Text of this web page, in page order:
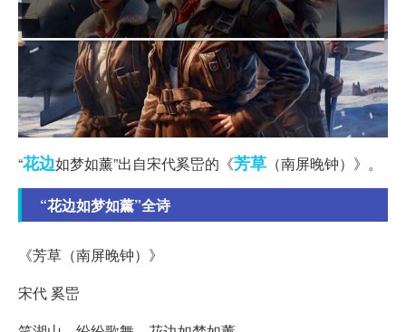
“花边如梦如薰”出自宋代奚岊的《芳草 （南屏晚钟）》。
“花边如梦如薰”全诗
《芳草（南屏晚钟）》
宋代 奚岊